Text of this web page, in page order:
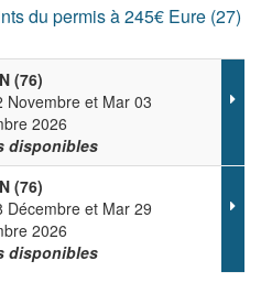
du permis à 245€ Eure (27)
(76)
Novembre et Mar 03
2026
disponibles
(76)
Décembre et Mar 29
2026
disponibles